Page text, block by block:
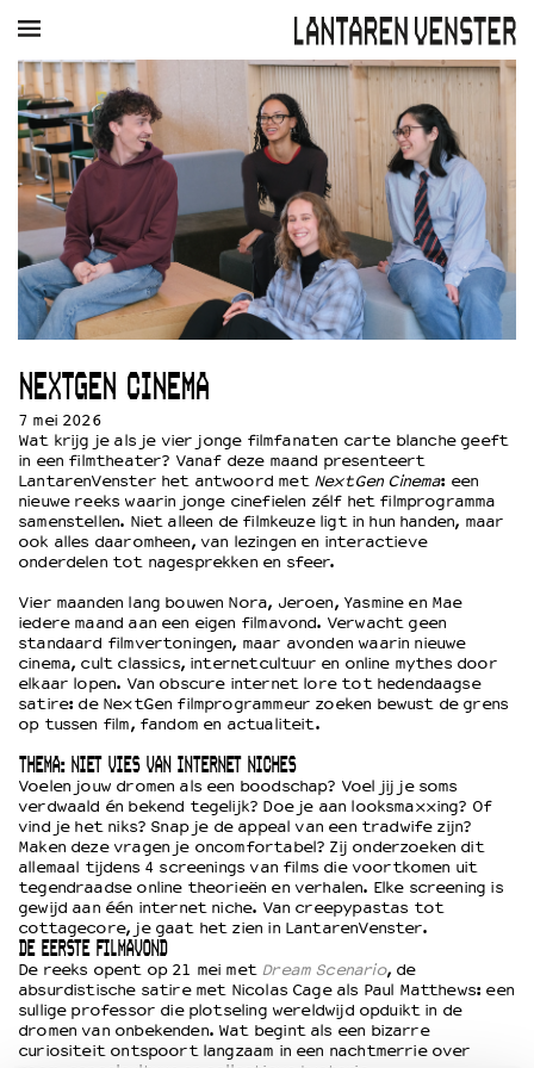
AGENDA FILM RESTAURANT
Winkelmandje
Zoek
PLAN JE BEZOEK
Openingstijden & contact
Bereikbaarheid
Kaartverkoop
EDUCATIE
Schoolvoorstellingen
Filmprogramma’s Primair Onderwijs
Filmprogramma’s VO/MBO
Speciale educatieprogramma’s
OVER LANTARENVENSTER
Wat we doen
Werken bij
Wie is wie
Word vriend
Historie
Partners
Huisregels
Privacyverklaring
Integriteits- en gedragscode
Duurzaamheid
Culturele boycot Israël
Ruimte voor artistieke vrijheid – VNPF
NEXTGEN CINEMA
7 mei 2026
Wat krijg je als je vier jonge filmfanaten carte blanche geeft
in een filmtheater? Vanaf deze maand presenteert
LantarenVensterhet antwoord met NextGen Cinema: een
nieuwe reeks waarin jonge cinefielen zélf het filmprogramma
samenstellen. Niet alleen de filmkeuze ligt in hun handen, maar
ook alles daaromheen, van lezingen en interactieve
onderdelen tot nagesprekken en sfeer.
Vier maanden lang bouwen Nora, Jeroen, Yasmine en Mae
iedere maand aan een eigen filmavond. Verwacht geen
standaard filmvertoningen, maar avonden waarin nieuwe
cinema, cult classics, internetcultuur en online mythes door
elkaar lopen. Van obscure internet lore tot hedendaagse
satire: de NextGen filmprogrammeur zoeken bewust de grens
op tussen film, fandom en actualiteit.
THEMA: NIET VIES VAN INTERNET NICHES
Voelen jouw dromen als een boodschap? Voel jij je soms
verdwaald én bekend tegelijk? Doe je aan looksmaxxing? Of
vind je het niks? Snap je de appeal van een tradwife zijn?
Maken deze vragen je oncomfortabel? Zij onderzoeken dit
allemaal tijdens 4 screenings van films die voortkomen uit
tegendraadse online theorieën en verhalen. Elke screening is
gewijd aan één internet niche. Van creepypastas tot
cottagecore, je gaat het zien in LantarenVenster.
DE EERSTE FILMAVOND
De reeks opent op 21 mei met Dream Scenario, de
absurdistische satire met Nicolas Cageals Paul Matthews: een
sullige professor die plotseling wereldwijd opduikt in de
dromen van onbekenden. Wat begint als een bizarre
curiositeit ontspoort langzaam in een nachtmerrie over